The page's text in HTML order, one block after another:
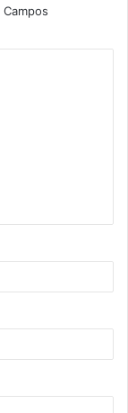
Campos